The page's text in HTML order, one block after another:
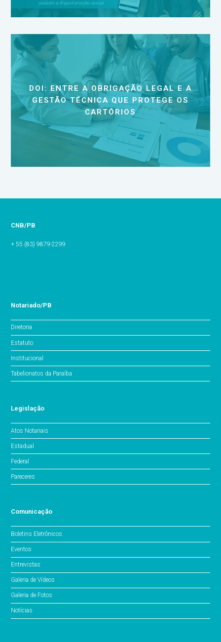
DOI: ENTRE A OBRIGAÇÃO LEGAL E A
GESTÃO TÉCNICA QUE PROTEGE OS
CARTÓRIOS
CNB/PB
+ 55 (83) 9879-2299
Notariado/PB
Diretoria
Estatuto
Institucional
Tabelionatos da Paraíba
Legislação
Atos Notariais
Estadual
Federal
Pareceres
Comunicação
Boletins Eletrônicos
Eventos
Entrevistas
Galeria de Vídeos
Galeria de Fotos
Notícias